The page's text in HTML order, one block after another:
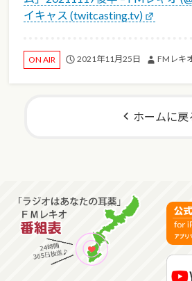
イキャス (twitcasting.tv)
ON AIR 2021年11月25日 FMレキ
ホームに戻